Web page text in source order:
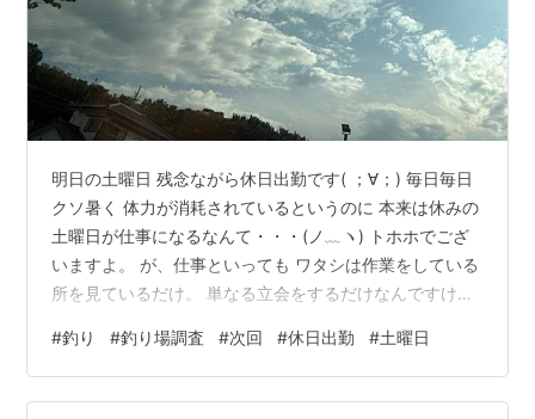
明日の土曜日 残念ながら休日出勤です( ；∀；) 毎日毎日
クソ暑く 体力が消耗されているというのに 本来は休みの
土曜日が仕事になるなんて・・・(ノ﹏ヽ) トホホでござ
いますよ。 が、仕事といっても ワタシは作業をしている
所を見ているだけ。 単なる立会をするだけなんですけど
タル的にも疲れます。 しかーしBUT！ そんな休出も実は
ラッキー！ というのも行く場所はまたも静岡！ 静岡へ行
くのなら 釣り！やらにゃー損っスよね！(^m^ ) ってなこ
#釣り #釣り場調査 #次回 #休日出勤 #土曜日